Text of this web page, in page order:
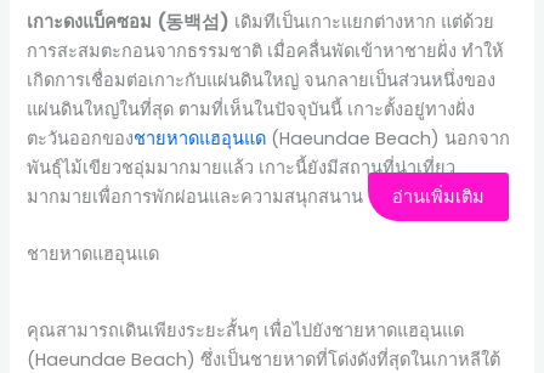
เกาะดงแบ็คซอม (동백섬) เดิมทีเป็นเกาะแยกต่างหาก แต่ด้วย
การสะสมตะกอนจากธรรมชาติ เมื่อคลื่นพัดเข้าหาชายฝั่ง ทำให้
เกิดการเชื่อมต่อเกาะกับแผ่นดินใหญ่ จนกลายเป็นส่วนหนึ่งของ
แผ่นดินใหญ่ในที่สุด ตามที่เห็นในปัจจุบันนี้ เกาะตั้งอยู่ทางฝั่ง
ตะวันออกของชายหาดแฮอุนแด (Haeundae Beach) นอกจาก
พันธุ์ไม้เขียวชอุ่มมากมายแล้ว เกาะนี้ยังมีสถานที่น่าเที่ยว
มากมายเพื่อการพักผ่อนและความสนุกสนาน
อ่านเพิ่มเติม
ชายหาดแฮอุนแด
คุณสามารถเดินเพียงระยะสั้นๆ เพื่อไปยังชายหาดแฮอุนแด
(Haeundae Beach) ซึ่งเป็นชายหาดที่โด่งดังที่สุดในเกาหลีใต้